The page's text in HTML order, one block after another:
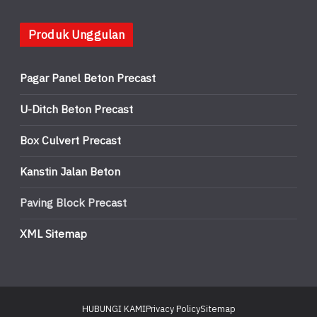
Produk Unggulan
Pagar Panel Beton Precast
U-Ditch Beton Precast
Box Culvert Precast
Kanstin Jalan Beton
Paving Block Precast
XML Sitemap
HUBUNGI KAMIPrivacy PolicySitemap